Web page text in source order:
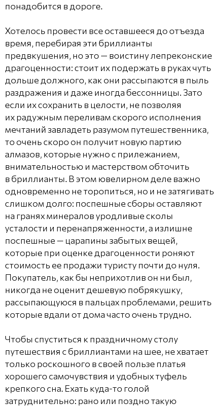
понадобится в дороге.
Хотелось провести все оставшееся до отъезда
время, перебирая эти бриллианты
предвкушения, но это — воистину лепреконские
драгоценности: стоит их подержать в руках чуть
дольше должного, как они рассыпаются в пыль
раздражения и даже иногда бессонницы. Зато
если их сохранить в целости, не позволяя
их радужным переливам скорого исполнения
мечтаний завладеть разумом путешественника,
то очень скоро он получит новую партию
алмазов, которые нужно с прилежанием,
внимательностью и мастерством обточить
в бриллианты. В этом ювелирном деле важно
одновременно не торопиться, но и не затягивать
слишком долго: поспешные сборы оставляют
на гранях минералов уродливые сколы
усталости и перенапряженности, а излишне
поспешные — царапины забытых вещей,
которые при оценке драгоценности роняют
стоимость ее продажи туристу почти до нуля.
Покупатель, как бы неприхотлив он ни был,
никогда не оценит дешевую побрякушку,
рассыпающуюся в пальцах проблемами, решить
которые вдали от дома часто очень трудно.
Чтобы спуститься к праздничному столу
путешествия с бриллиантами на шее, не хватает
только роскошного в своей пользе платья
хорошего самочувствия и удобных туфель
крепкого сна. Ехать куда-то голой
затруднительно: рано или поздно такую